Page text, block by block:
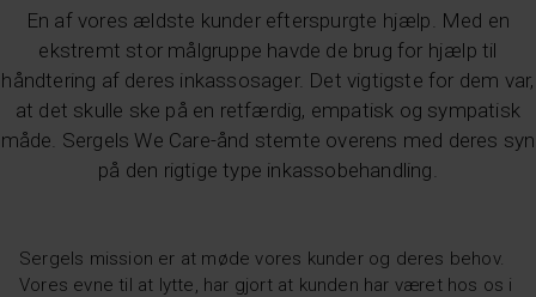
En af vores ældste kunder efterspurgte hjælp. Med en
ekstremt stor målgruppe havde de brug for hjælp til
håndtering af deres inkassosager. Det vigtigste for dem var,
at det skulle ske på en retfærdig, empatisk og sympatisk
måde. Sergels We Care-ånd stemte overens med deres syn
på den rigtige type inkassobehandling.
Sergels mission er at møde vores kunder og deres behov.
Vores evne til at lytte, har gjort at kunden har været hos os i